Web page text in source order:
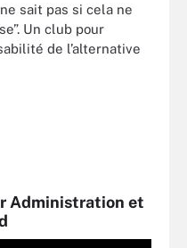
sait pas si cela ne
Un club pour
de l’alternative
Administration et